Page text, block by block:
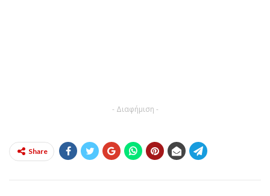
- Διαφήμιση -
Share